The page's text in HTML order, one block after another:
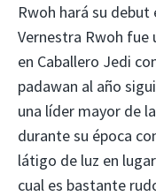
Rwoh hará su debut
Vernestra Rwoh fue
en Caballero Jedi
padawan al año
una líder mayor de
durante su época
látigo de luz en
cual es bastante